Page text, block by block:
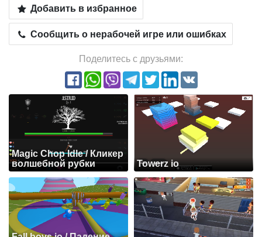
Добавить в избранное
Сообщить о нерабочей игре или ошибках
Поделитесь с друзьями:
Magic Chop Idle / Кликер
волшебной рубки
Towerz io